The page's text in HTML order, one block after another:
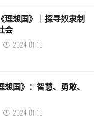
理想国》｜探寻奴隶制
会
2024-01-19
想国》：智慧、勇敢、
2024-01-19